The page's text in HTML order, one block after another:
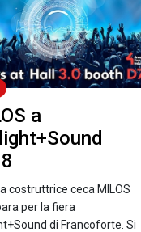
a
costruttrice ceca MILOS
per la fiera
di Francoforte. Si